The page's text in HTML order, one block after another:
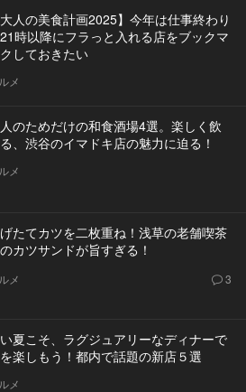
大人の美食計画2025】今年は仕事終わり
時以降にフラっと入れる店をブックマ
しておきたい
メ
のためだけの和食酒場4選。楽しく飲
、渋谷のイマドキ店の魅力に迫る！
メ
たてカツを二枚重ね！浅草の老舗喫茶
カツサンドが旨すぎる！
メ 3
夏こそ、ラグジュアリーなディナーで
楽しもう！都内で話題の新店５選
メ